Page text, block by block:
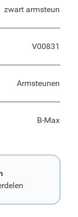
zwart armsteun
V00831
Armsteunen
B-Max